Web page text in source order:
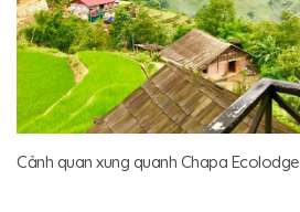
Cảnh quan xung quanh Chapa Ecolodge